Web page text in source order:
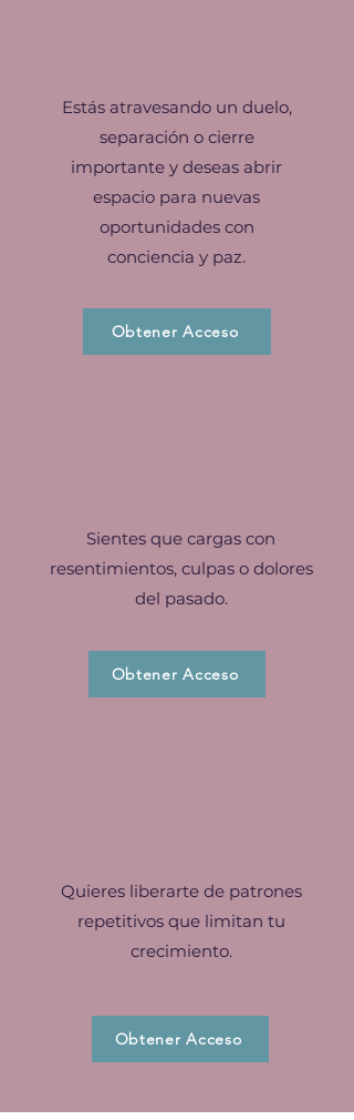
Estás atravesando un duelo,
separación o cierre
importante y deseas abrir
espacio para nuevas
oportunidades con
conciencia y paz.
Obtener Acceso
Sientes que cargas con
resentimientos, culpas o dolores
del pasado.
Obtener Acceso
Quieres liberarte de patrones
repetitivos que limitan tu
crecimiento.
Obtener Acceso